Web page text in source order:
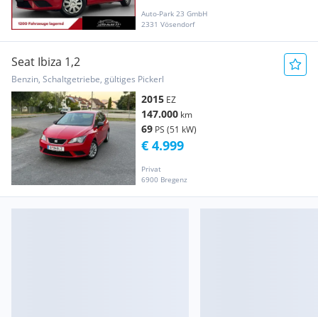
Auto-Park 23 GmbH
2331 Vösendorf
Seat Ibiza 1,2
Benzin, Schaltgetriebe, gültiges Pickerl
2015 EZ
147.000 km
69 PS (51 kW)
Privat
6900 Bregenz
€ 4.999